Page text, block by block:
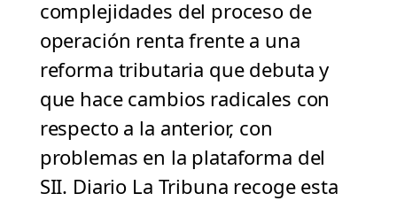
complejidades del proceso de
operación renta frente a una
reforma tributaria que debuta y
que hace cambios radicales con
respecto a la anterior, con
problemas en la plataforma del
SII. Diario La Tribuna recoge esta